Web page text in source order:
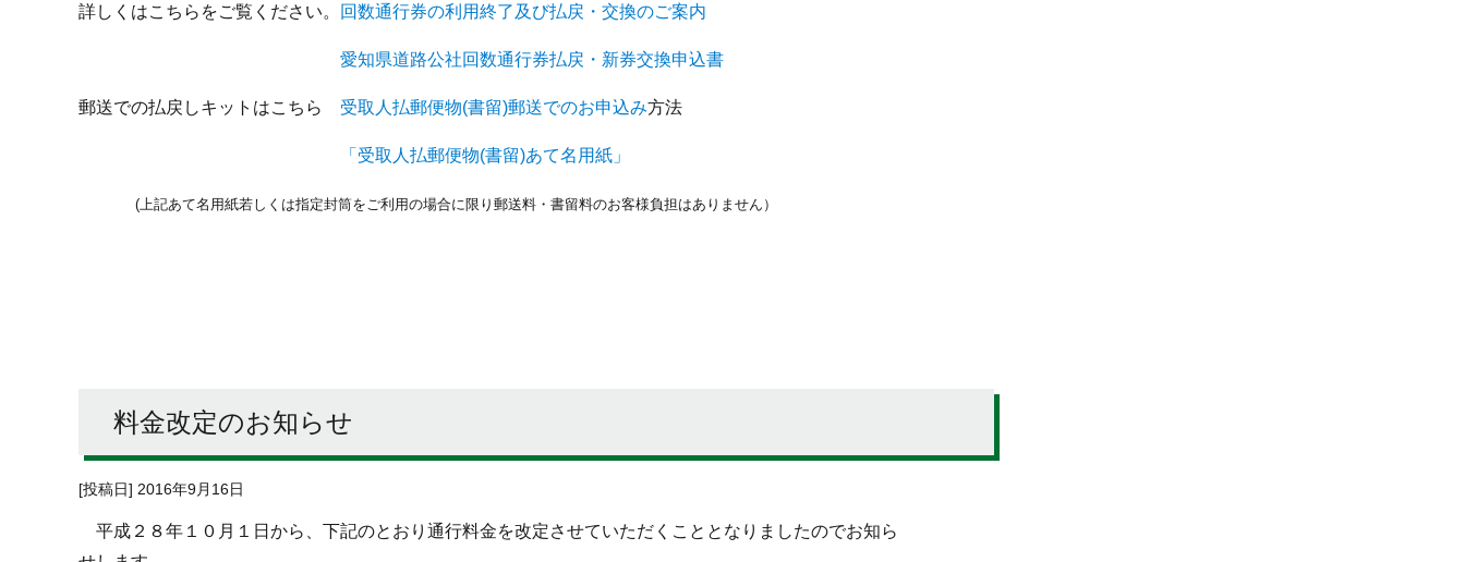
詳しくはこちらをご覧ください。 回数通行券の利用終了及び払戻・交換のご案内
愛知県道路公社回数通行券払戻・新券交換申込書
郵送での払戻しキットはこちら 受取人払郵便物(書留)郵送でのお申込み方法
「受取人払郵便物(書留)あて名用紙」
(上記あて名用紙若しくは指定封筒をご利用の場合に限り郵送料・ 書留料のお客様負担はありません）
料金改定のお知らせ
[投稿日] 2016年9月16日
平成２８年１０月１日から、下記のとおり通行料金を改定させていただくこととなりましたのでお知ら